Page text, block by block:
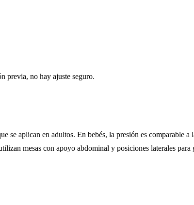
previa, no hay ajuste seguro.
se aplican en adultos. En bebés, la presión es comparable a
mesas con apoyo abdominal y posiciones laterales